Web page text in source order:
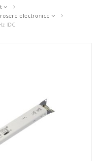
electronice
IDC